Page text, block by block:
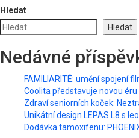
Hledat
Hledat
Nedávné
FAMILIARITÉ: umění spojení
Coolita představuje novou
Zdraví seniorních koček:
Unikátní design LEPAS L8 s
Dodávka tamoxifenu: